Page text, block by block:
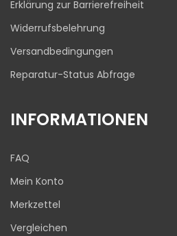
Erklärung zur Barrierefreiheit
Widerrufsbelehrung
Versandbedingungen
Reparatur-Status Abfrage
INFORMATIONEN
FAQ
Mein Konto
Merkzettel
Vergleichen